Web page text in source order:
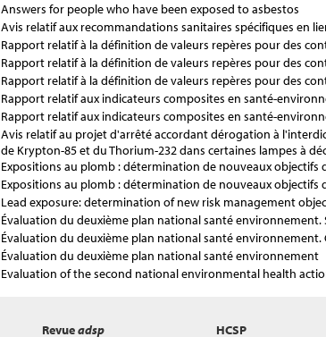
Answers for people who have been exposed to asbestos
Avis relatif aux recommandations sanitaires spécifiques en
Rapport relatif à la définition de valeurs repères pour des
Rapport relatif à la définition de valeurs repères pour des
Rapport relatif à la définition de valeurs repères pour des
Rapport relatif aux indicateurs composites en santé-
Rapport relatif aux indicateurs composites en santé-
Avis relatif au projet d'arrêté accordant dérogation à
de Krypton-85 et du Thorium-232 dans certaines lampes à
Expositions au plomb : détermination de nouveaux objectifs
Expositions au plomb : détermination de nouveaux objectifs
Lead exposure: determination of new risk management
Évaluation du deuxième plan national santé environnement.
Évaluation du deuxième plan national santé environnement.
Évaluation du deuxième plan national santé environnement
Evaluation of the second national environmental health
HCSP
Revueadsp